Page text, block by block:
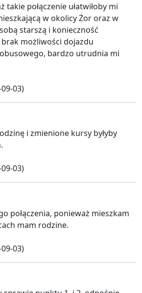
takie połączenie ułatwiłoby mi
w okolicy Żor oraz w
starszą i konieczność
możliwości dojazdu
bardzo utrudnia mi
03)
i zmienione kursy byłyby
03)
połączenia, ponieważ mieszkam
mam rodzine.
03)